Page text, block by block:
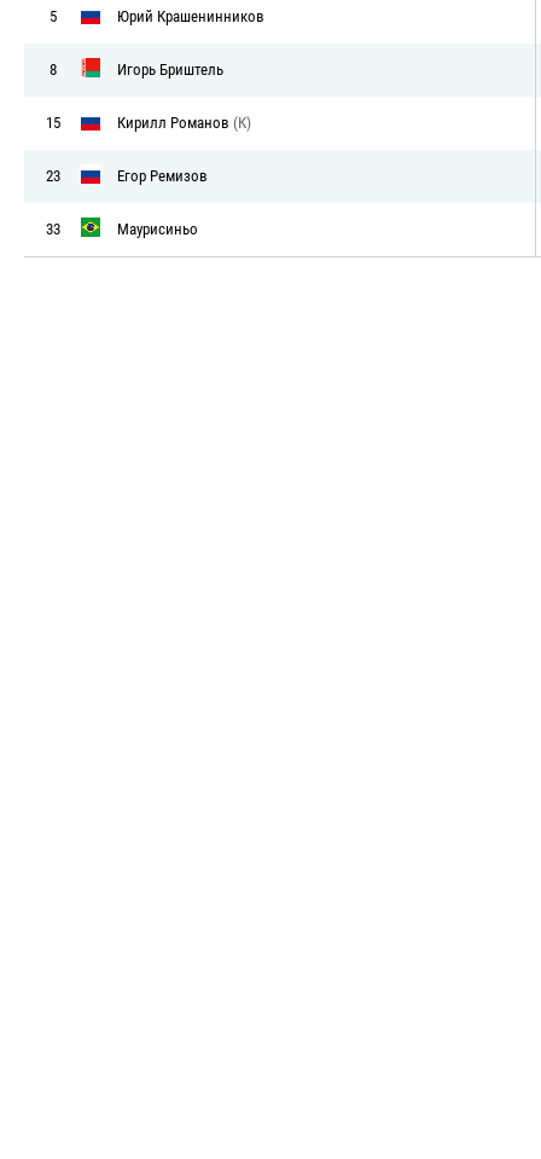
5 Юрий Крашенинников
8 Игорь Бриштель
15 Кирилл Романов (К)
23 Егор Ремизов
33 Маурисиньо